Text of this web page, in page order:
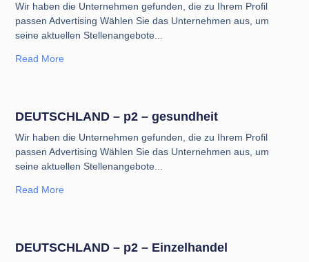
Wir haben die Unternehmen gefunden, die zu Ihrem Profil
passen Advertising Wählen Sie das Unternehmen aus, um
seine aktuellen Stellenangebote
Read More
DEUTSCHLAND – p2 – gesundheit
Wir haben die Unternehmen gefunden, die zu Ihrem Profil
passen Advertising Wählen Sie das Unternehmen aus, um
seine aktuellen Stellenangebote
Read More
DEUTSCHLAND – p2 – Einzelhandel